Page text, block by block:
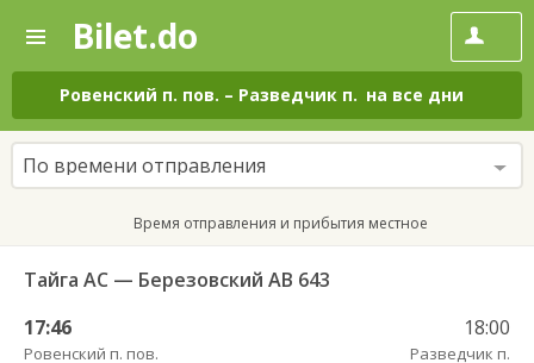
—
Поиск
и
покупка
билетов
на
автобус
онлайн
Bilet.do
Ровенский п. пов. – Разведчик п. на все дни
По времени отправления
Время отправления и прибытия местное
Тайга АС — Березовский АВ 643
17:46
Ровенский п. пов.
18:00
Разведчик п.